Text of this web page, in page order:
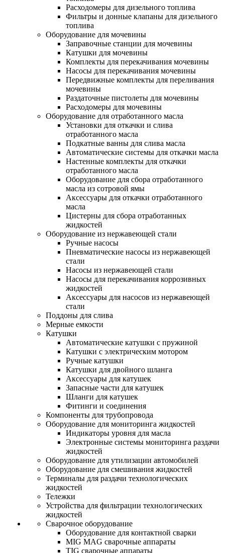
Расходомеры для дизельного топлива
Фильтры и донные клапаны для дизельного
топлива
Оборудование для мочевины
Заправочные станции для мочевины
Катушки для мочевины
Комплекты для перекачивания мочевины
Насосы для перекачивания мочевины
Передвижные комплекты для переливания
мочевины
Раздаточные пистолеты для мочевины
Расходомеры для мочевины
Оборудование для отработанного масла
Установки для откачки и слива
отработанного масла
Подкатные ванны для слива масла
Автоматические системы для откачки масла
Настенные комплекты для откачки
отработанного масла
Оборудование для сбора отработанного
масла из сотровой ямы
Аксессуары для откачки отработанного
масла
Цистерны для сбора отработанных
жидкостей
Оборудование из нержавеющей стали
Ручные насосы
Пневматические насосы из нержавеющей
стали
Насосы из нержавеющей стали
Насосы для перекачивания коррозивных
жидкостей
Аксессуары для насосов из нержавеющей
стали
Поддоны для слива
Мерные емкости
Катушки
Автоматические катушки с пружиной
Катушки с электрическим мотором
Ручные катушки
Катушки для двойного шланга
Аксессуары для катушек
Запасные части для катушек
Шланги для катушек
Фитинги и соединения
Компоненты для трубопровода
Оборудование для мониторинга жидкостей
Индикаторы уровня для масла
Электронные системы мониторинга раздачи
жидкостей
Оборудование для утилизации автомобилей
Оборудование для смешивания жидкостей
Терминалы для раздачи технологических
жидкостей
Тележки
Устройства для фильтрации технологических
жидкостей
Сварочное оборудование
Оборудование для контактной сварки
MIG MAG сварочные аппараты
TIG сварочные аппараты